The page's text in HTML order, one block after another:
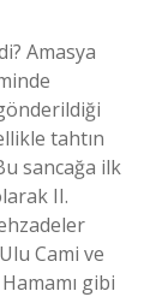
Amasya
tahtın
sancağa ilk
II.
Cami ve
gibi